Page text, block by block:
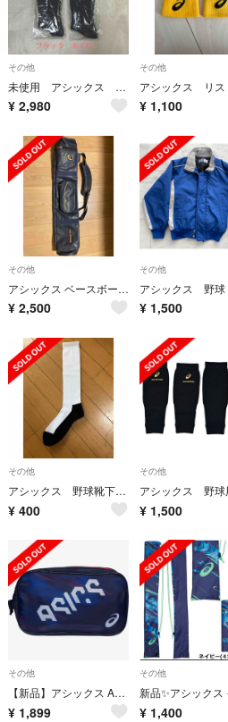
その他
未使用 アシックス ゴールドステージプロ 野球 ソックス 2足セット 黒 紺 M
¥ 2,980
その他
¥ 1,100
その他
アシックス ベースボール ゴールドステージ バットケース（3本用） BEB170
¥ 2,500
その他
¥ 1,500
その他
アシックス 野球靴下 白黒ソックス 26〜29
¥ 400
その他
¥ 1,500
その他
【新品】アシックス ASICS 野球 ソフトボール シューズケース
¥ 1,899
その他
¥ 1,400